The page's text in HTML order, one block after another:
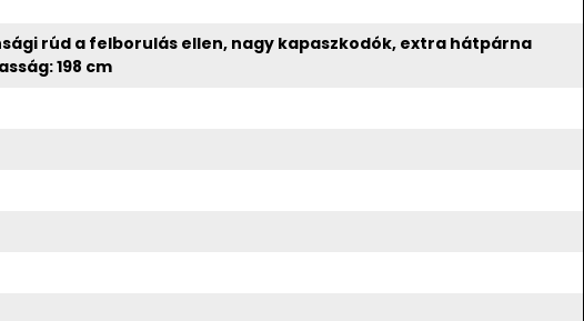
rúd a felborulás ellen, nagy kapaszkodók, extra hátpárna
198 cm